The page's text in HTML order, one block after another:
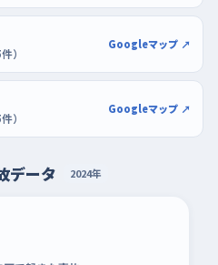
）
Googleマップ ↗
）
Googleマップ ↗
データ 2024年